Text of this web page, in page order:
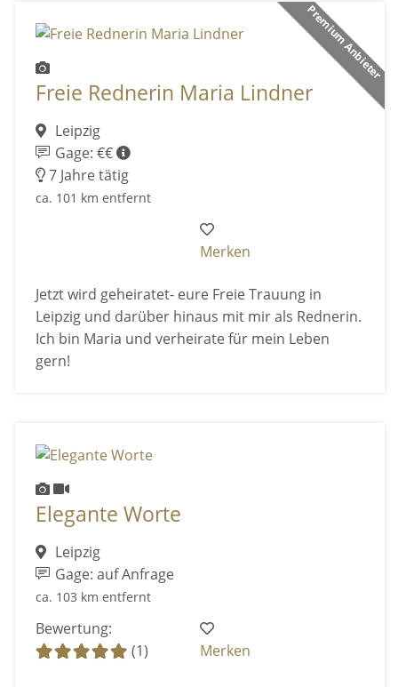
Premium Anbieter
Freie Rednerin Maria Lindner
Leipzig
Gage: €€
7 Jahre tätig
ca. 101 km entfernt
Merken
Jetzt wird geheiratet- eure Freie Trauung in
Leipzig und darüber hinaus mit mir als Rednerin.
Ich bin Maria und verheirate für mein Leben
gern!
Elegante Worte
Leipzig
Gage: auf Anfrage
ca. 103 km entfernt
Bewertung:
(1)
Merken